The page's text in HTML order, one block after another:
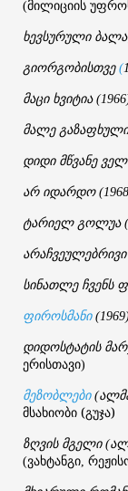
(მილიციის
ხევსურული
გიორგობისთვე(
მაცი ხვიტია
მალე გაზაფხული
დიდი მწვანე
არ იდარდო
ტარიელ გოლუა
არაჩვეულებრივი
სინათლე ჩვენს
ფიროსმანი
დიდოსტატის
ერისთავი)
მეზობლები(
მსახიობი (გუჯა)
ზღვის მგელი(
(ვახტანგი,